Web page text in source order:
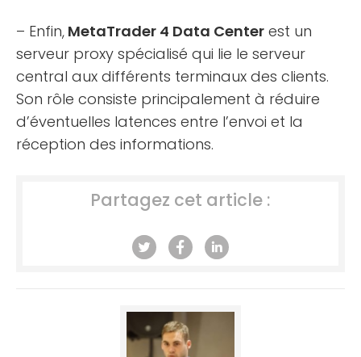
– Enfin, MetaTrader 4 Data Center est un
serveur proxy spécialisé qui lie le serveur
central aux différents terminaux des clients.
Son rôle consiste principalement à réduire
d’éventuelles latences entre l’envoi et la
réception des informations.
Partagez cet article :